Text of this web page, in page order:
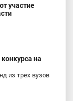
участие
на
из трех вузов